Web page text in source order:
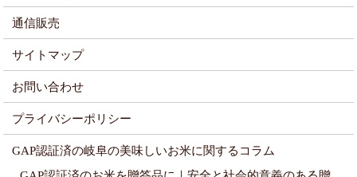
通信販売
サイトマップ
お問い合わせ
プライバシーポリシー
GAP認証済の岐阜の美味しいお米に関するコラム